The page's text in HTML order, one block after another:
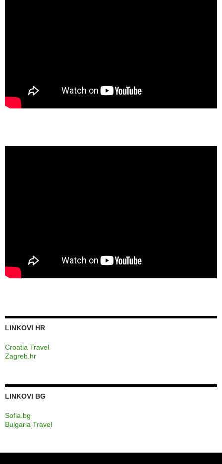
LINKOVI HR
Croatia Travel
Zagreb.hr
LINKOVI BG
Sofia.bg
Bulgaria Travel